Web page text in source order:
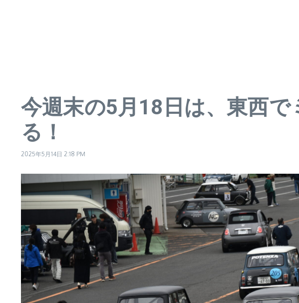
今週末の5月18日は、東西
る！
2025年5月14日 2:18 PM